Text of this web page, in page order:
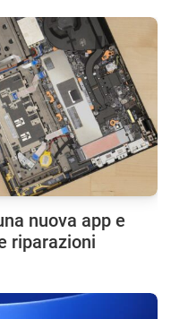
nuova app e
riparazioni